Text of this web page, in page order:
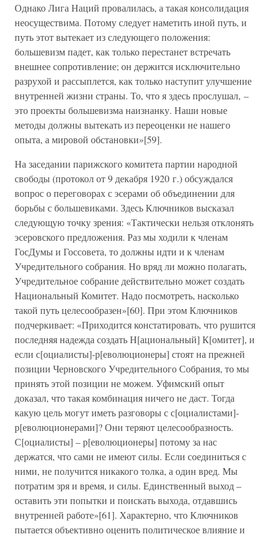
Однако Лига Наций провалилась, а такая консолидация
неосуществима. Потому следует наметить иной путь, и
путь этот вытекает из следующего положения:
большевизм падет, как только перестанет встречать
внешнее сопротивление; он держится исключительно
разрухой и рассыплется, как только наступит улучшение
внутренней жизни страны. То, что я здесь прослушал, –
это проекты большевизма наизнанку. Наши новые
методы должны вытекать из переоценки не нашего
опыта, а мировой обстановки»[59].
На заседании парижского комитета партии народной
свободы (протокол от 9 декабря 1920 г.) обсуждался
вопрос о переговорах с эсерами об объединении для
борьбы с большевиками. Здесь Ключников высказал
следующую точку зрения: «Тактически нельзя отклонять
эсеровского предложения. Раз мы ходили к членам
ГосДумы и Госсовета, то должны идти и к членам
Учредительного собрания. Но вряд ли можно полагать,
Учредительное собрание действительно может создать
Национальный Комитет. Надо посмотреть, насколько
такой путь целесообразен»[60]. При этом Ключников
подчеркивает: «Приходится констатировать, что рушится
последняя надежда создать Н[ациональный] К[омитет], и
если с[оциалисты]-р[еволюционеры] стоят на прежней
позиции Черновского Учредительного Собрания, то мы
принять этой позиции не можем. Уфимский опыт
доказал, что такая комбинация ничего не даст. Тогда
какую цель могут иметь разговоры с с[оциалистами]-
р[еволюционерами]? Они теряют целесообразность.
С[оциалисты] – р[еволюционеры] потому за нас
держатся, что сами не имеют силы. Если соединиться с
ними, не получится никакого толка, а один вред. Мы
потратим зря и время, и силы. Единственный выход –
оставить эти попытки и поискать выхода, отдавшись
внутренней работе»[61]. Характерно, что Ключников
пытается объективно оценить политическое влияние и